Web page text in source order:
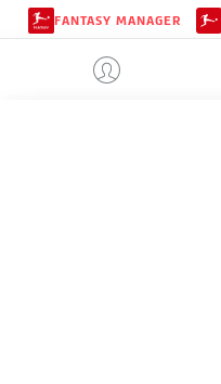
FANTASY MANAGER